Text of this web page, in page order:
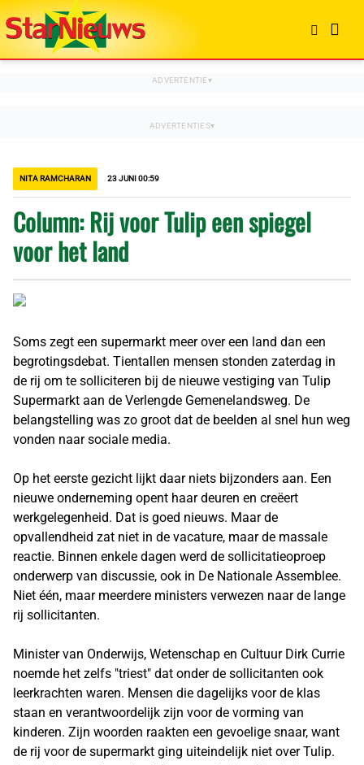
NITA RAMCHARAN 23 JUNI 00:59
Column: Rij voor Tulip een spiegel
voor het land
Soms zegt een supermarkt meer over een land dan een
begrotingsdebat. Tientallen mensen stonden zaterdag in
de rij om te solliciteren bij de nieuwe vestiging van Tulip
Supermarkt aan de Verlengde Gemenelandsweg. De
belangstelling was zo groot dat de beelden al snel hun weg
vonden naar sociale media.
Op het eerste gezicht lijkt daar niets bijzonders aan. Een
nieuwe onderneming opent haar deuren en creëert
werkgelegenheid. Dat is goed nieuws. Maar de
opvallendheid zat niet in de vacature, maar de massale
reactie. Binnen enkele dagen werd de sollicitatieoproep
onderwerp van discussie, ook in De Nationale Assemblee.
Niet één, maar meerdere ministers verwezen naar de lange
rij sollicitanten.
Minister van Onderwijs, Wetenschap en Cultuur Dirk Currie
noemde het zelfs "triest" dat onder de sollicitanten ook
leerkrachten waren. Mensen die dagelijks voor de klas
staan en verantwoordelijk zijn voor de vorming van
kinderen. Zijn woorden raakten een gevoelige snaar, want
de rij voor de supermarkt ging uiteindelijk niet over Tulip.